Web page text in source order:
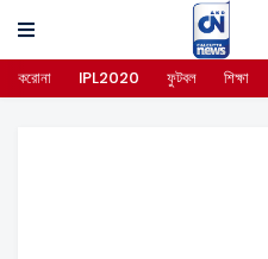
করোনা IPL2020 ফুটবল শিক্ষা